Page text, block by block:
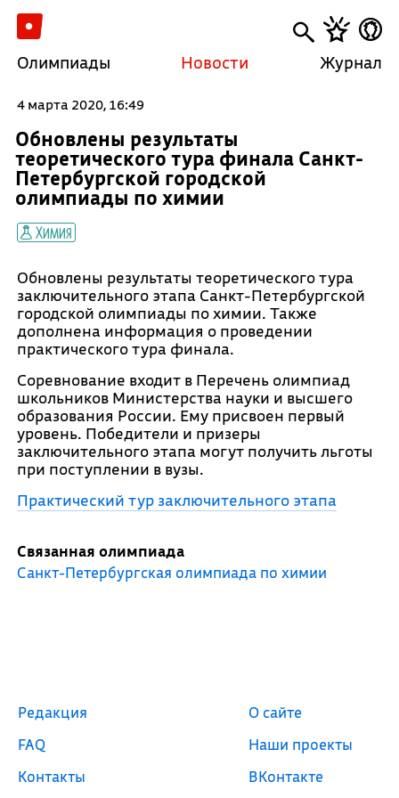
Олимпиады Новости Журнал
4 марта 2020, 16:49
Обновлены результаты
теоретического тура финала Санкт-
Петербургской городской
олимпиады по химии
Химия
Обновлены результаты теоретического тура
заключительного этапа Санкт-Петербургской
городской олимпиады по химии. Также
дополнена информация о проведении
практического тура финала.
Соревнование входит в Перечень олимпиад
школьников Министерства науки и высшего
образования России. Ему присвоен первый
уровень. Победители и призеры
заключительного этапа могут получить льготы
при поступлении в вузы.
Практический тур заключительного этапа
Связанная олимпиада
Санкт-Петербургская олимпиада по химии
Редакция
FAQ
Контакты
О сайте
Наши проекты
ВКонтакте